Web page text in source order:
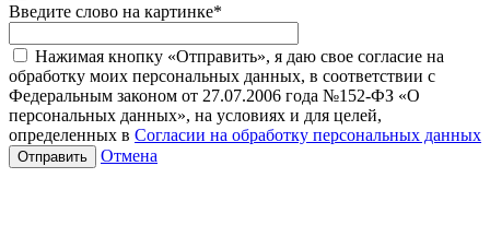
Введите слово на картинке*
Нажимая кнопку «Отправить», я даю свое согласие на
обработку моих персональных данных, в соответствии с
Федеральным законом от 27.07.2006 года №152-ФЗ «О
персональных данных», на условиях и для целей,
определенных в Согласии на обработку персональных данных
Отмена